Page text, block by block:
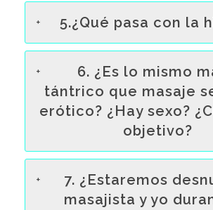
5.¿Qué pasa con la
6. ¿Es lo mismo
tántrico que masaje
erótico? ¿Hay sexo?
objetivo?
7. ¿Estaremos
masajista y yo